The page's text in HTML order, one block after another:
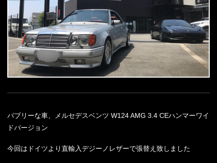
バブリーな車、メルセデスベンツ W124 AMG 3.4 CEハンマーワイ
ドバージョン
今回はドイツより直輸入デジーノレザーで張替え致しました